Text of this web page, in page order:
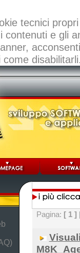
tecnici
contenuti e gli
Pagina: [ 1 ]